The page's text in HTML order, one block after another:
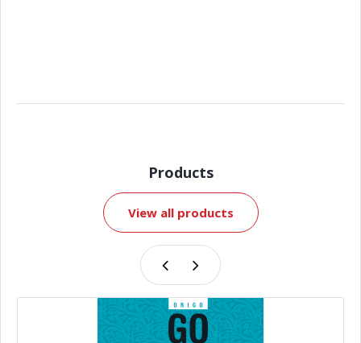
Products
View all products